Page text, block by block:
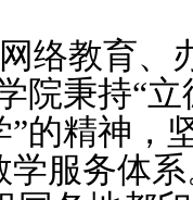
络教育、
院秉持“
的精神，
学服务体